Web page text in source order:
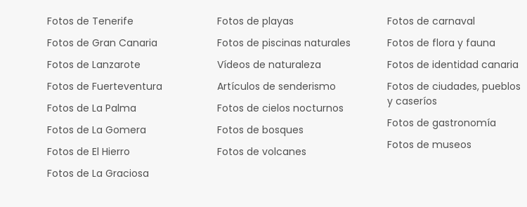
Fotos de Tenerife
Fotos de Gran Canaria
Fotos de Lanzarote
Fotos de Fuerteventura
Fotos de La Palma
Fotos de La Gomera
Fotos de El Hierro
Fotos de La Graciosa
Fotos de playas
Fotos de piscinas naturales
Vídeos de naturaleza
Artículos de senderismo
Fotos de cielos nocturnos
Fotos de bosques
Fotos de volcanes
Fotos de carnaval
Fotos de flora y fauna
Fotos de identidad canaria
Fotos de ciudades, pueblos
y caseríos
Fotos de gastronomía
Fotos de museos